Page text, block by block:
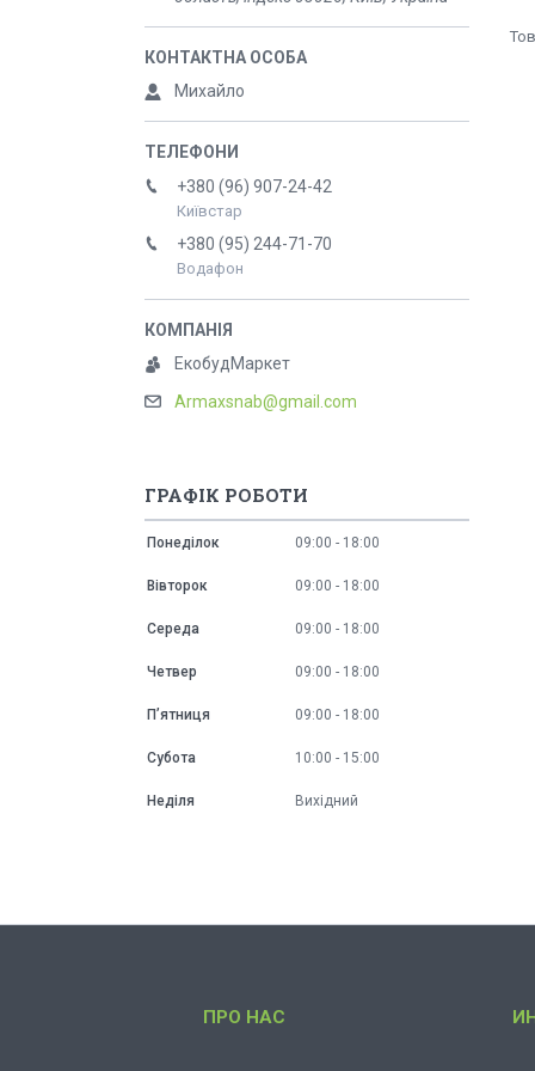
Михайло
+380 (96) 907-24-42
Київстар
+380 (95) 244-71-70
Водафон
ЕкобудМаркет
Armaxsnab@gmail.com
ГРАФІК РОБОТИ
Понеділок 09:00 18:00
Вівторок 09:00 18:00
Середа 09:00 18:00
Четвер 09:00 18:00
Пʼятниця 09:00 18:00
Субота 10:00 15:00
Неділя Вихідний
ПРО НАС